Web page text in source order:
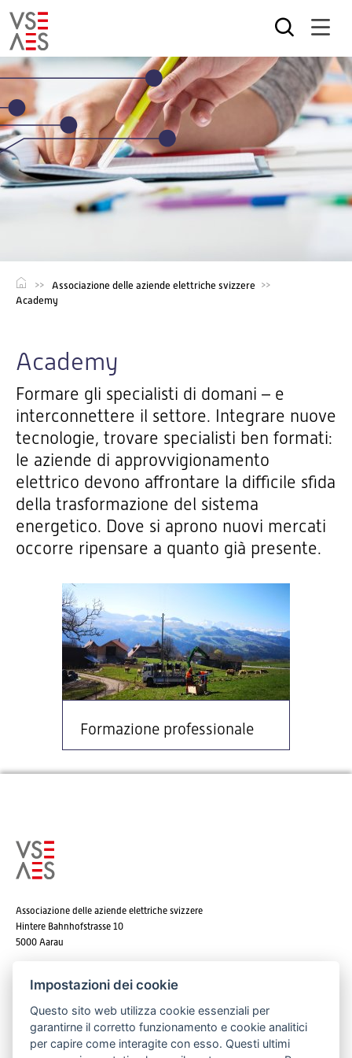
Salta
al
contenuto
principale
Associazione delle aziende elettriche svizzere
Academy
Academy
Formare gli specialisti di domani – e
interconnettere il settore. Integrare nuove
tecnologie, trovare specialisti ben formati:
le aziende di approvvigionamento
elettrico devono affrontare la difficile sfida
della trasformazione del sistema
energetico. Dove si aprono nuovi mercati
occorre ripensare a quanto già presente.
Formazione professionale
Associazione delle aziende elettriche svizzere
Hintere Bahnhofstrasse 10
5000 Aarau
E-mail:info@strom.ch
Impostazioni dei cookie
Questo sito web utilizza cookie essenziali per
garantirne il corretto funzionamento e cookie analitici
per capire come interagite con esso. Questi ultimi